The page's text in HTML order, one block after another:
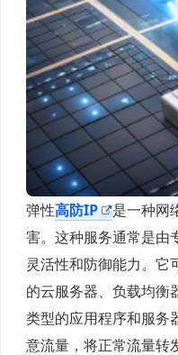
弹性高防IP
是一种网
害。这种服务通常是由
灵活性和防御能力。它
的云服务器、负载均衡
类型的应用程序和服务
意流量，将正常流量转